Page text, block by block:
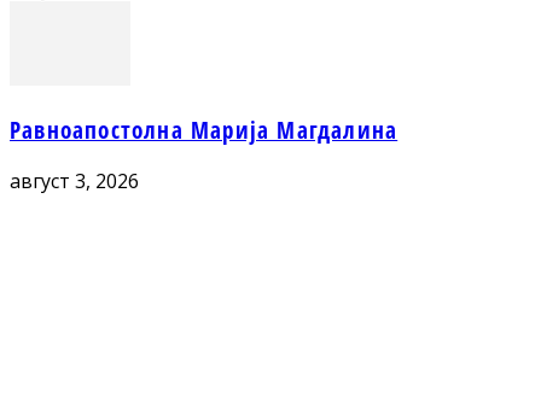
Равноапостолна Марија Магдалина
август 3, 2026